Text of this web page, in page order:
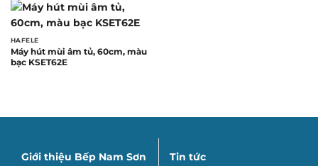
HAFELE
Máy hút mùi âm tủ, 60cm, màu
bạc KSET62E
Giới thiệu Bếp Nam Sơn Tin tức